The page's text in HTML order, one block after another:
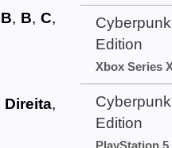
B, B,C,
Direita,
Edition
Xbox Series
Edition